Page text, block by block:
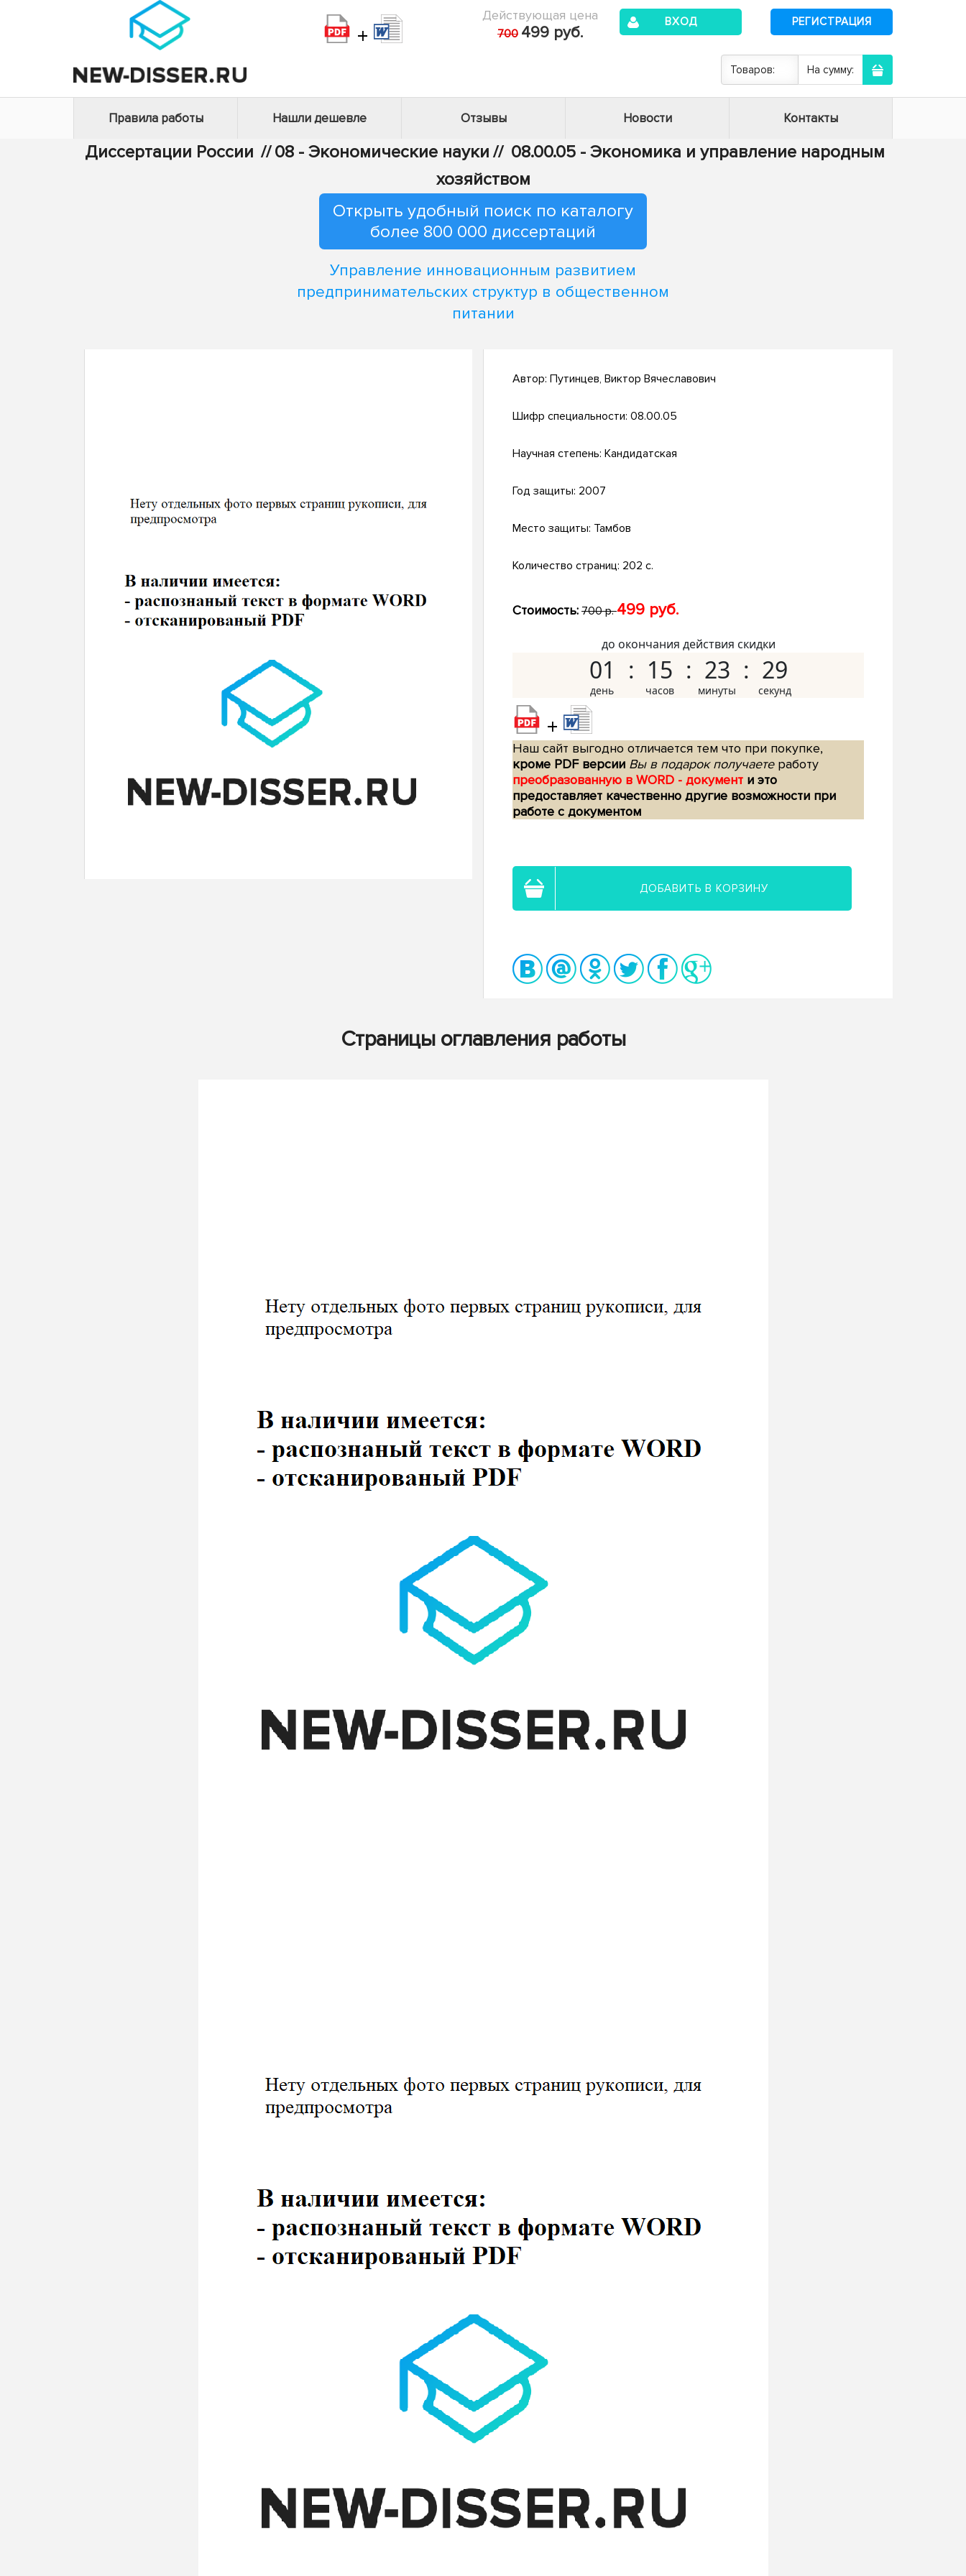
+
Действующая цена
700 499 руб.
ВХОД РЕГИСТРАЦИЯ
Товаров: На сумму:
Правила работы Нашли дешевле Отзывы Новости Контакты
Диссертации России // 08 - Экономические науки // 08.00.05 - Экономика и управление народным
хозяйством
Открыть удобный поиск по каталогу
более 800 000 диссертаций
Управление инновационным развитием
предпринимательских структур в общественном
питании
Автор: Путинцев, Виктор Вячеславович
Шифр специальности: 08.00.05
Научная степень: Кандидатская
Год защиты: 2007
Место защиты: Тамбов
Количество страниц: 202 с.
Стоимость: 700 р.499 руб.
до окончания действия скидки
01 15 23 28
+
Наш сайт выгодно отличается тем что при покупке,
кроме PDF версии Вы в подарок получаетеработу
преобразованную в WORD - документ и это
предоставляет качественно другие возможности при
работе с документом
ДОБАВИТЬ В КОРЗИНУ
Страницы оглавления работы